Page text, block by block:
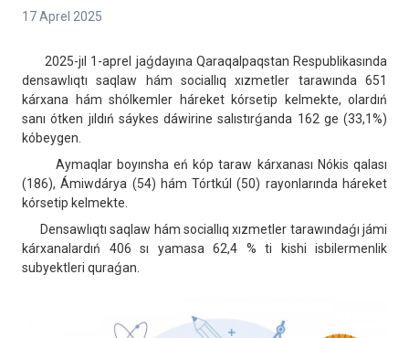
17 Aprel 2025
2025-jıl 1-aprel jaǵdayına Qaraqalpaqstan Respublikasında
densawlıqtı saqlaw hám sociallıq xızmetler tarawında 651
kárxana hám shólkemler háreket kórsetip kelmekte, olardıń
sanı ótken jıldıń sáykes dáwirine salıstırǵanda 162 ge (33,1%)
kóbeygen.
Aymaqlar boyınsha eń kóp taraw kárxanası Nókis qalası
(186), Ámiwdárya (54) hám Tórtkúl (50) rayonlarında háreket
kórsetip kelmekte.
Densawlıqtı saqlaw hám sociallıq xızmetler tarawındaǵı jámi
kárxanalardıń 406 sı yamasa 62,4 % ti kishi isbilermenlik
subyektleri quraǵan.